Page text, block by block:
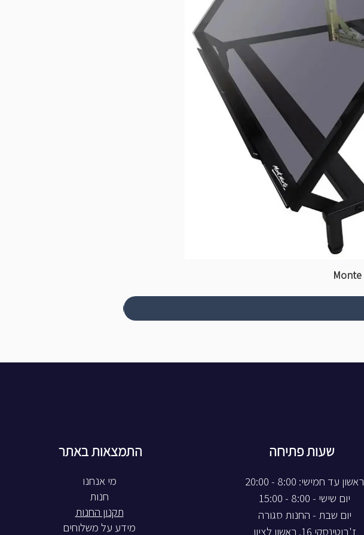
התמצאות באתר
חנות
תקנון החנות
מידע על משלוחים
שעות פתיחה
ראשון עד חמישי: 8:00 - 20:00
יום שישי - 8:00 - 15:00
יום שבת - החנות סגורה
ז'בוטינסקי 16, ראשון לציון